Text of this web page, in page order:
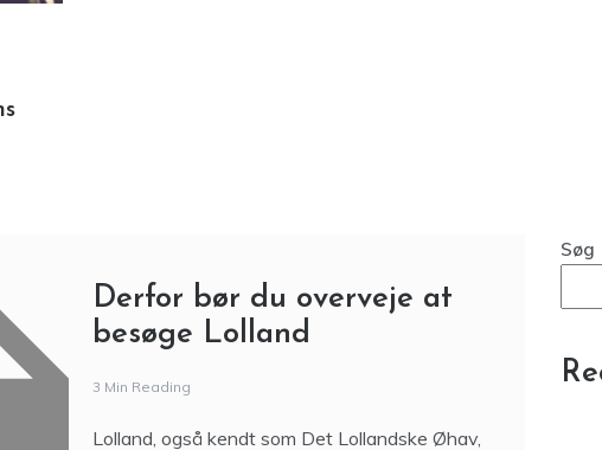
Derfor bør du overveje at
besøge Lolland
3 Min Reading
Lolland, også kendt som Det Lollandske Øhav,
Søg